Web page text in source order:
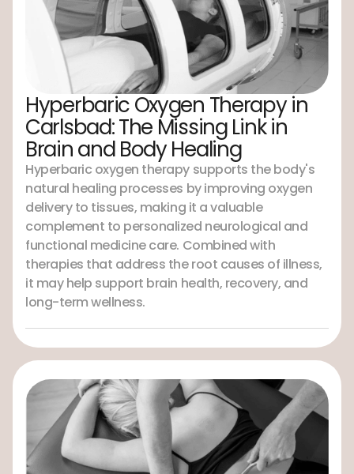
Hyperbaric Oxygen Therapy in
Carlsbad: The Missing Link in
Brain and Body Healing
Hyperbaric oxygen therapy supports the body's
natural healing processes by improving oxygen
delivery to tissues, making it a valuable
complement to personalized neurological and
functional medicine care. Combined with
therapies that address the root causes of illness,
it may help support brain health, recovery, and
long-term wellness.